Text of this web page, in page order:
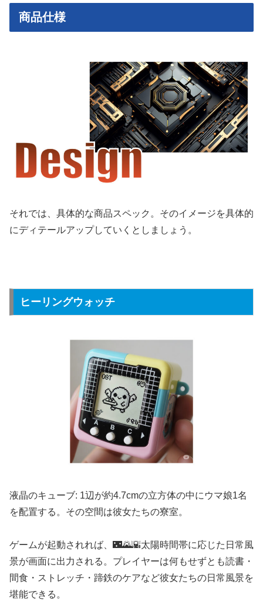
商品仕様
それでは、具体的な商品スペック。そのイメージを具体的
にディテールアップしていくとしましょう。
ヒーリングウォッチ
液晶のキューブ: 1辺が約4.7cmの立方体の中にウマ娘1名
を配置する。その空間は彼女たちの寮室。
ゲームが起動されれば、🌃🌄🌇太陽時間帯に応じた日常風
景が画面に出力される。プレイヤーは何もせずとも読書・
間食・ストレッチ・蹄鉄のケアなど彼女たちの日常風景を
堪能できる。